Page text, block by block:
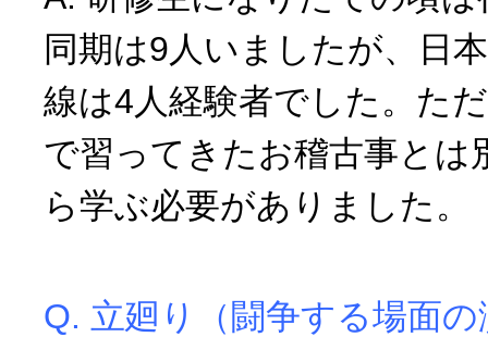
同期は9人いましたが、日
線は4人経験者でした。た
で習ってきたお稽古事とは
ら学ぶ必要がありました。
Q. 立廻り（闘争する場面